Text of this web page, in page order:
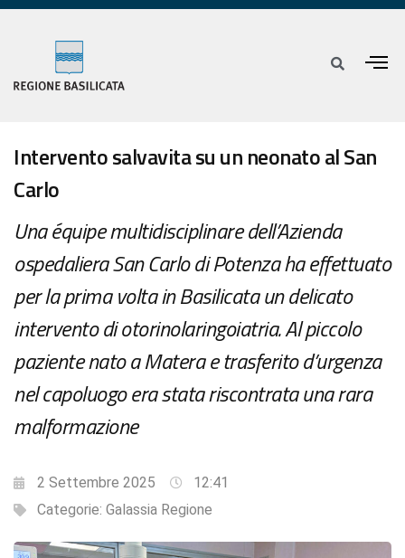
Intervento salvavita su un neonato al San
Carlo
Una équipe multidisciplinare dell’Azienda
ospedaliera San Carlo di Potenza ha effettuato
per la prima volta in Basilicata un delicato
intervento di otorinolaringoiatria. Al piccolo
paziente nato a Matera e trasferito d’urgenza
nel capoluogo era stata riscontrata una rara
malformazione
2 Settembre 2025
12:41
Categorie: Galassia Regione